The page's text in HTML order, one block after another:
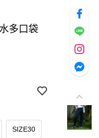
多口袋
SIZE30